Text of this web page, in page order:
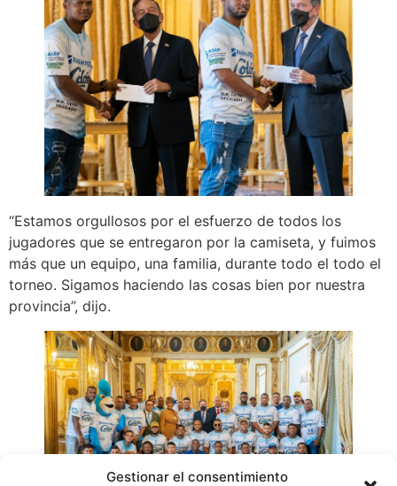
Gestionar el consentimiento
“Estamos orgullosos por el esfuerzo de todos los
jugadores que se entregaron por la camiseta, y fuimos
más que un equipo, una familia, durante todo el todo el
torneo. Sigamos haciendo las cosas bien por nuestra
provincia”, dijo.